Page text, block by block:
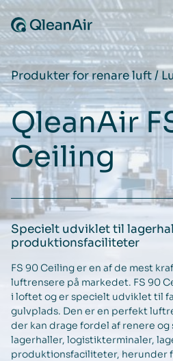
Spring til indhold
Produkter for renare luft/
QleanAir
Ceiling
Specielt udviklet til
produktionsfaciliteter
FS 90 Ceiling er en af de mest
luftrensere på markedet. FS 90
i loftet og er specielt udviklet til
gulvplads. Den er en perfekt
der kan drage fordel af renere og
lagerhaller, logistikterminaler,
produktionsfaciliteter, herunder